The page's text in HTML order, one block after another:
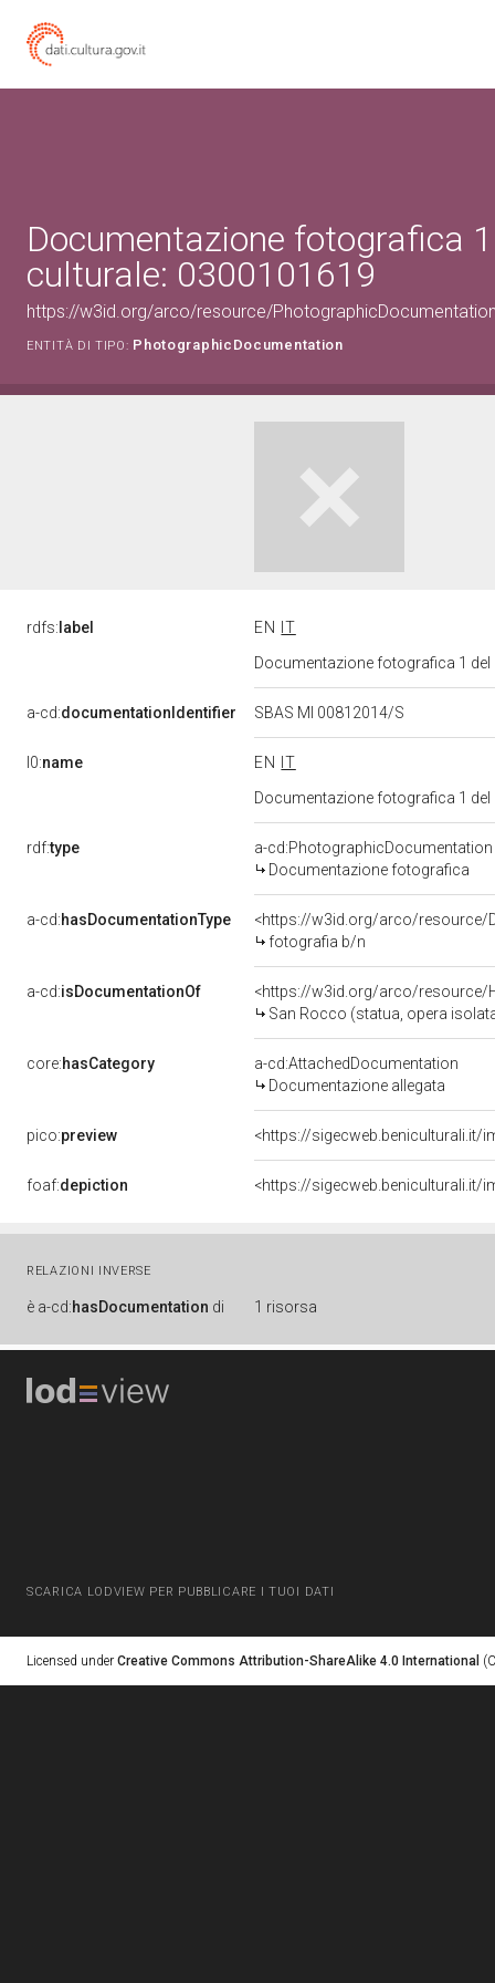
Documentazione fotografica
culturale: 0300101619
https://w3id.org/arco/resource/
ENTITÀ DI TIPO: PhotographicDocumentation
rdfs: label EN
IT
Documentazione fotografica 1
a-cd:documentationIdentifier SBAS MI 00812014/S
l0:name EN
IT
Documentazione fotografica 1
rdf:type
a-cd:PhotographicDocumentation
Documentazione fotografica
a-cd:hasDocumentationType
<https://w3id.org/arco/resource/
fotografia b/n
a-cd:isDocumentationOf
<https://w3id.org/arco/resource/
San Rocco (statua, opera
core:hasCategory
a-cd:AttachedDocumentation
Documentazione allegata
pico:preview <https://sigecweb.beniculturali.it/
foaf:depiction <https://sigecweb.beniculturali.it/
RELAZIONI INVERSE
è a-cd:hasDocumentation di 1 risorsa
SCARICA LODVIEW PER PUBBLICARE I TUOI DATI
Licensed under Creative Commons Attribution-ShareAlike 4.0 International